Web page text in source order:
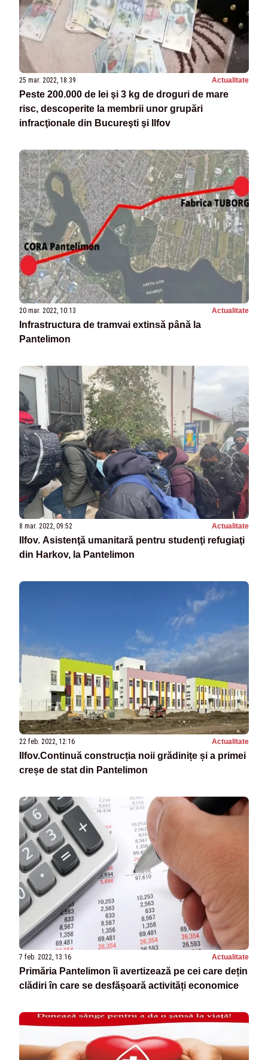
25 mar. 2022, 18:39 Actualitate
Peste 200.000 de lei şi 3 kg de droguri de mare
risc, descoperite la membrii unor grupări
infracţionale din Bucureşti şi Ilfov
20 mar. 2022, 10:13 Actualitate
Infrastructura de tramvai extinsă până la
Pantelimon
8 mar. 2022, 09:52 Actualitate
Ilfov. Asistenţă umanitară pentru studenţi refugiaţi
din Harkov, la Pantelimon
22 feb. 2022, 12:16 Actualitate
Ilfov.Continuă construcția noii grădinițe și a primei
creșe de stat din Pantelimon
7 feb. 2022, 13:16 Actualitate
Primăria Pantelimon îi avertizează pe cei care dețin
clădiri în care se desfășoară activități economice